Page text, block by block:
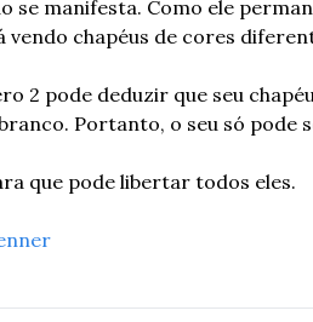
se manifesta. Como ele
vendo chapéus de cores
2 pode deduzir que seu
Portanto, o seu só pode
que pode libertar todos eles.